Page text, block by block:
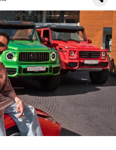
в
Гусейна Гасанова.
уголовное дело о
преступных
В тот же день
. ДЕНЬГИ
МВД
На первом же
планировал отравить